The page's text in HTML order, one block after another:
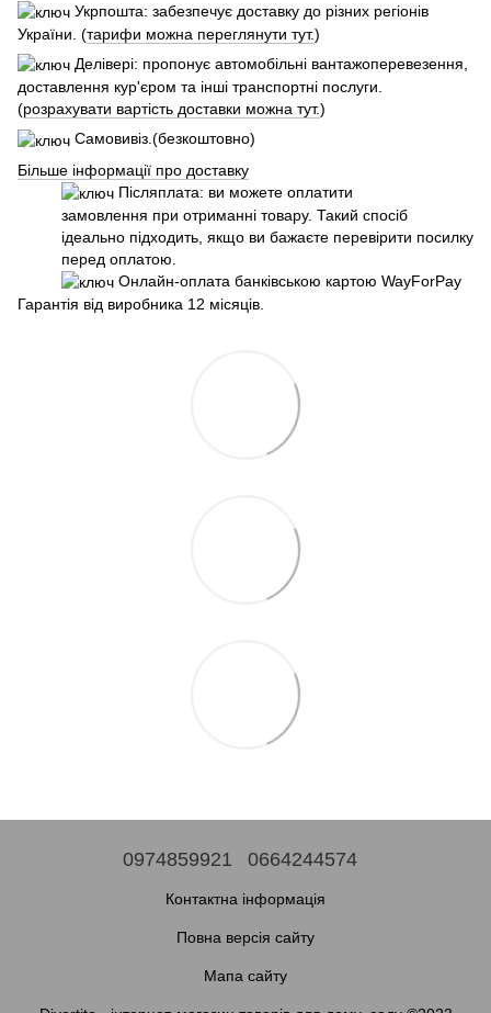
Укрпошта: забезпечує доставку до різних регіонів
України. (тарифи можна переглянути тут.)
Делівері: пропонує автомобільні вантажоперевезення,
доставлення кур'єром та інші транспортні послуги.
(розрахувати вартість доставки можна тут.)
Самовивіз.(безкоштовно)
Більше інформації про доставку
Післяплата: ви можете оплатити
замовлення при отриманні товару. Такий спосіб
ідеально підходить, якщо ви бажаєте перевірити посилку
перед оплатою.
Онлайн-оплата банківською картою WayForPay
Гарантія від виробника 12 місяців.
0974859921 0664244574
Контактна інформація
Повна версія сайту
Мапа сайту